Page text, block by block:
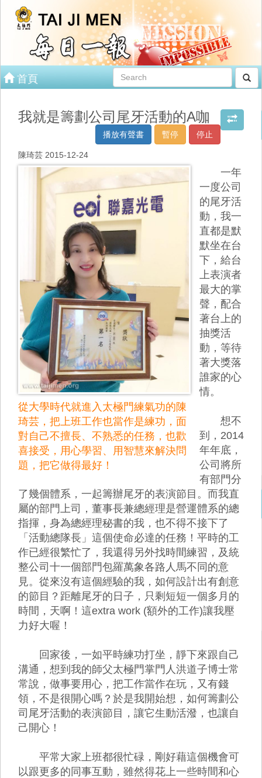
首頁
我就是籌劃公司尾牙活動的A咖
停止
暫停
播放有聲書
陳琦芸 2015-12-24
從大學時代就進入太極門練氣功的陳
琦芸，把上班工作也當作是練功，面
對自己不擅長、不熟悉的任務，也歡
喜接受，用心學習、用智慧來解決問
題，把它做得最好！
一年
一度公司
的尾牙活
動，我一
直都是默
默坐在台
下，給台
上表演者
最大的掌
聲，配合
著台上的
抽獎活
動，等待
著大獎落
誰家的心
情。
想不
到，2014
年年底，
公司將所
有部門分
了幾個體系，一起籌辦尾牙的表演節目。而我直
屬的部門上司，董事長兼總經理是營運體系的總
指揮，身為總經理秘書的我，也不得不接下了
「活動總隊長」這個使命必達的任務！平時的工
作已經很繁忙了，我還得另外找時間練習，及統
整公司十一個部門包羅萬象各路人馬不同的意
見。從來沒有這個經驗的我，如何設計出有創意
的節目？距離尾牙的日子，只剩短短一個多月的
時間，天啊！這extra work (額外的工作)讓我壓
力好大喔！
回家後，一如平時練功打坐，靜下來跟自己
溝通，想到我的師父太極門掌門人洪道子博士常
常說，做事要用心，把工作當作在玩，又有錢
領，不是很開心嗎？於是我開始想，如何籌劃公
司尾牙活動的表演節目，讓它生動活潑，也讓自
己開心！
平常大家上班都很忙碌，剛好藉這個機會可
以跟更多的同事互動，雖然得花上一些時間和心